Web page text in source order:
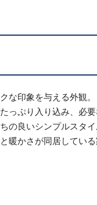
な印象を与える外観。
っぷり入り込み、必
の良いシンプルスタイ
暖かさが同居している